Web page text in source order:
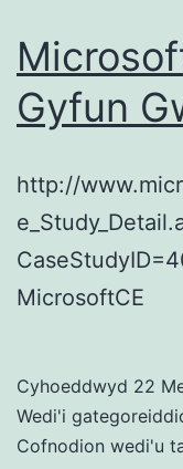
Gyfun
http://
MicrosoftCE
Cyhoeddwyd 22
Wedi'i
Cofnodion wedi'u